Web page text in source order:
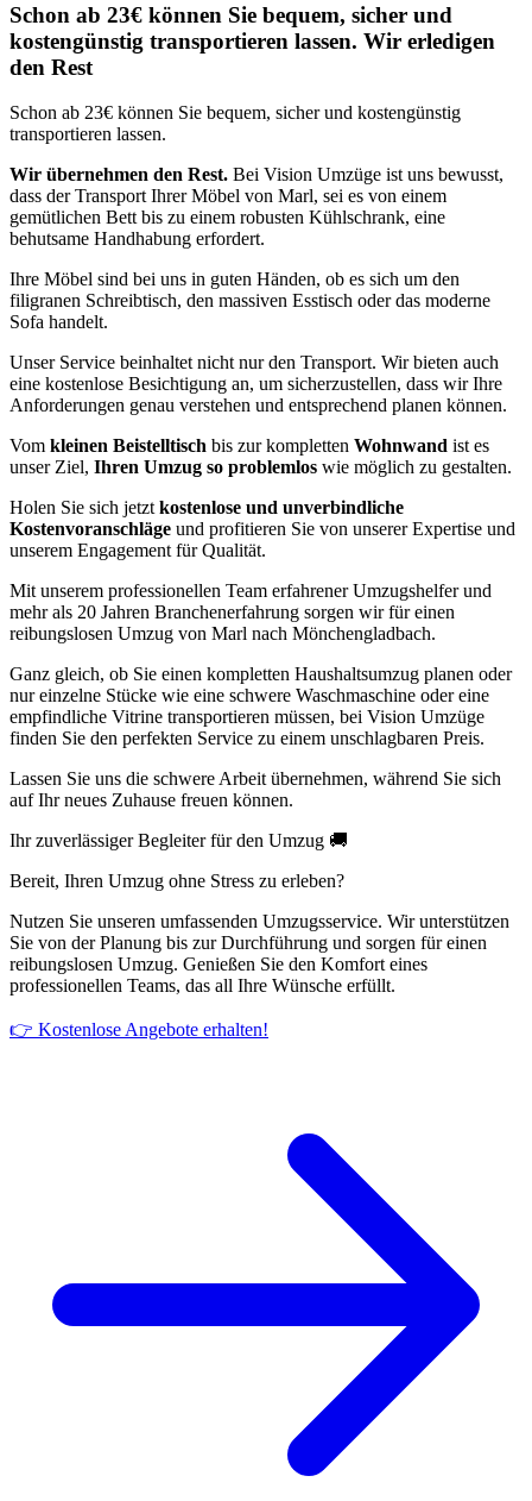
Schon ab 23€ können Sie bequem, sicher und
kostengünstig transportieren lassen. Wir erledigen
den Rest
Schon ab 23€ können Sie bequem, sicher und kostengünstig
transportieren lassen.
Wir übernehmen den Rest. Bei Vision Umzüge ist uns bewusst,
dass der Transport Ihrer Möbel von Marl, sei es von einem
gemütlichen Bett bis zu einem robusten Kühlschrank, eine
behutsame Handhabung erfordert.
Ihre Möbel sind bei uns in guten Händen, ob es sich um den
filigranen Schreibtisch, den massiven Esstisch oder das moderne
Sofa handelt.
Unser Service beinhaltet nicht nur den Transport. Wir bieten auch
eine kostenlose Besichtigung an, um sicherzustellen, dass wir Ihre
Anforderungen genau verstehen und entsprechend planen können.
Vom kleinen Beistelltisch bis zur kompletten Wohnwand ist es
unser Ziel, Ihren Umzug so problemlos wie möglich zu gestalten.
Holen Sie sich jetzt kostenlose und unverbindliche
Kostenvoranschläge und profitieren Sie von unserer Expertise und
unserem Engagement für Qualität.
Mit unserem professionellen Team erfahrener Umzugshelfer und
mehr als 20 Jahren Branchenerfahrung sorgen wir für einen
reibungslosen Umzug von Marl nach Mönchengladbach.
Ganz gleich, ob Sie einen kompletten Haushaltsumzug planen oder
nur einzelne Stücke wie eine schwere Waschmaschine oder eine
empfindliche Vitrine transportieren müssen, bei Vision Umzüge
finden Sie den perfekten Service zu einem unschlagbaren Preis.
Lassen Sie uns die schwere Arbeit übernehmen, während Sie sich
auf Ihr neues Zuhause freuen können.
Ihr zuverlässiger Begleiter für den Umzug 🚚
Bereit, Ihren Umzug ohne Stress zu erleben?
Nutzen Sie unseren umfassenden Umzugsservice. Wir unterstützen
Sie von der Planung bis zur Durchführung und sorgen für einen
reibungslosen Umzug. Genießen Sie den Komfort eines
professionellen Teams, das all Ihre Wünsche erfüllt.
👉 Kostenlose Angebote erhalten!